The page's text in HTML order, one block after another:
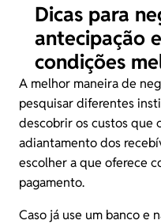
Dicas para
antecipação
condições
A melhor maneira de
pesquisar diferentes
descobrir os custos que
adiantamento dos
escolher a que oferece
pagamento.
Caso já use um banco e